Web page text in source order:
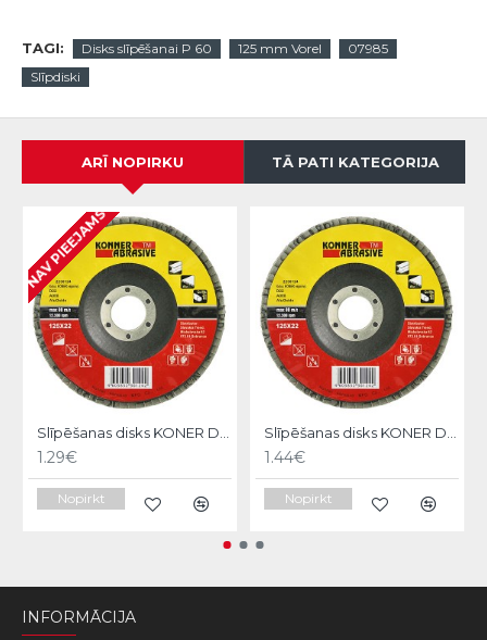
TAGI: Disks slīpēšanai P 60 125 mm Vorel
07985
Slīpdiski
ARĪ NOPIRKU TĀ PATI KATEGORIJA
NAV PIEEJAMS
Slīpēšanas disks KONER D22 125X22,A080, Strend Pro
1.29€
Nopirkt
Slīpēšanas disks KONER D22 125X22,A100, Strend Pro
1.44€
Nopirkt
INFORMĀCIJA